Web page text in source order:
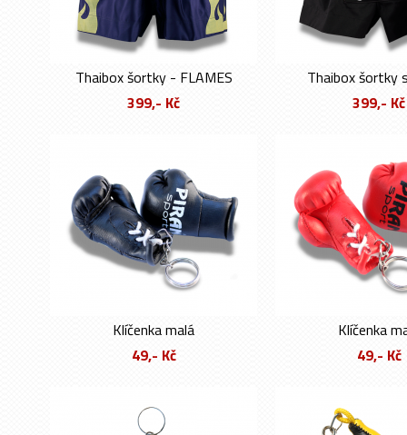
Thaibox šortky - FLAMES
399,- Kč
Thaibox šortky
399,- Kč
Klíčenka malá
49,- Kč
Klíčenka
49,- Kč